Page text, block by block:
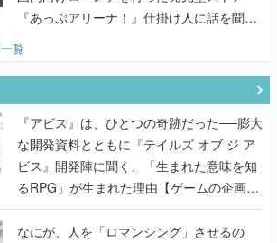
『あっぷアリーナ！』仕掛け人に話を聞い
てみた
覧
『アビス』は、ひとつの奇跡だった──膨大
な開発資料とともに『テイルズ オブ ジ ア
ビス』開発陣に聞く、「生まれた意味を知
るRPG」が生まれた理由【ゲームの企画
書】
なにが、人を「ロマンシング」させるの